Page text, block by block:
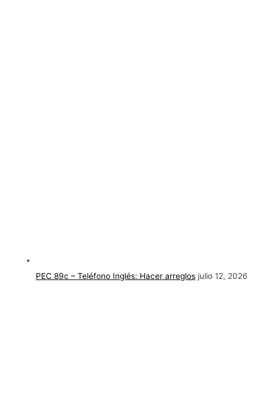
PEC 89c – Teléfono Inglés: Hacer arreglos julio 12, 2026